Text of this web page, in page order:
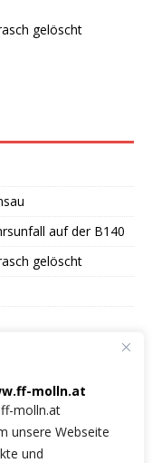
molln.at
molln.at
unsere Webseite
und
gelöscht
auf der B140
gelöscht